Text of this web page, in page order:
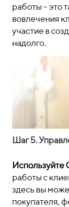
работы – это
вовлечения
участие в
надолго.
Шаг 5.
Используйте
работы с
здесь вы
покупателя,